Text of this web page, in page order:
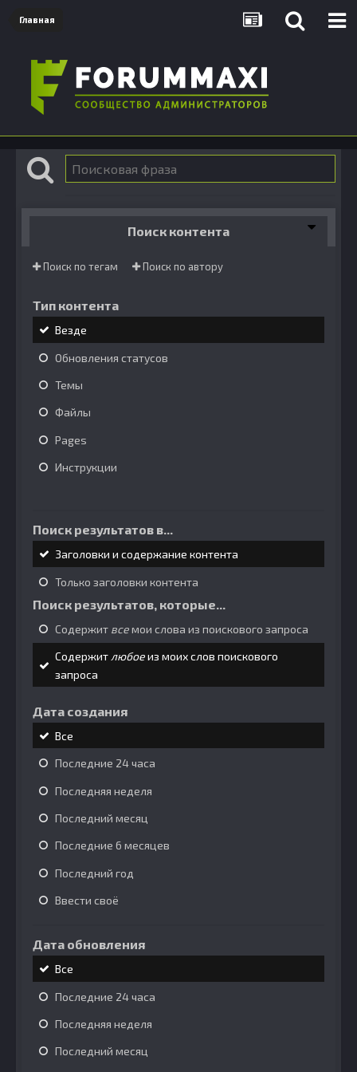
Главная
Поиск контента
Поиск по тегам Поиск по автору
Тип контента
Везде
Обновления статусов
Темы
Файлы
Pages
Инструкции
Поиск результатов в...
Заголовки и содержание контента
Только заголовки контента
Поиск результатов, которые...
Содержит всемои слова из поискового запроса
Содержитлюбоеиз моих слов поискового
запроса
Дата создания
Все
Последние 24 часа
Последняя неделя
Последний месяц
Последние 6 месяцев
Последний год
Ввести своё
Дата обновления
Все
Последние 24 часа
Последняя неделя
Последний месяц